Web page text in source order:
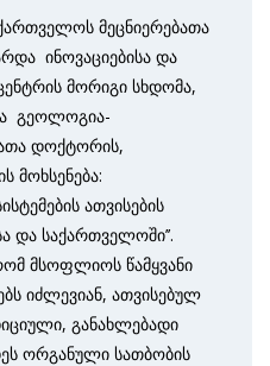
მეცნიერებათა
ინოვაციებისა და
მორიგი სხდომა,
გეოლოგია-
დოქტორის,
მოხსენება:
ათვისების
და საქართველოში’’.
მსოფლიოს წამყვანი
იძლევიან, ათვი­სე­ბულ
განახლებადი
ორ­გა­ნუ­ლი სათბობის